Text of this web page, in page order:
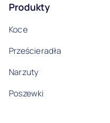
Produkty
Koce
Prześcieradła
Narzuty
Poszewki